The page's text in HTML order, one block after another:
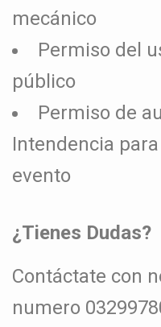
mecánico
Permiso del
público
Permiso de
Intendencia
evento
¿Tienes Dudas?
Contáctate con
numero